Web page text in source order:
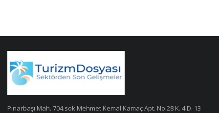
Pınarbaşı Mah. 704.sok Mehmet Kemal Kamaç Apt. No:28 K. 4 D. 13